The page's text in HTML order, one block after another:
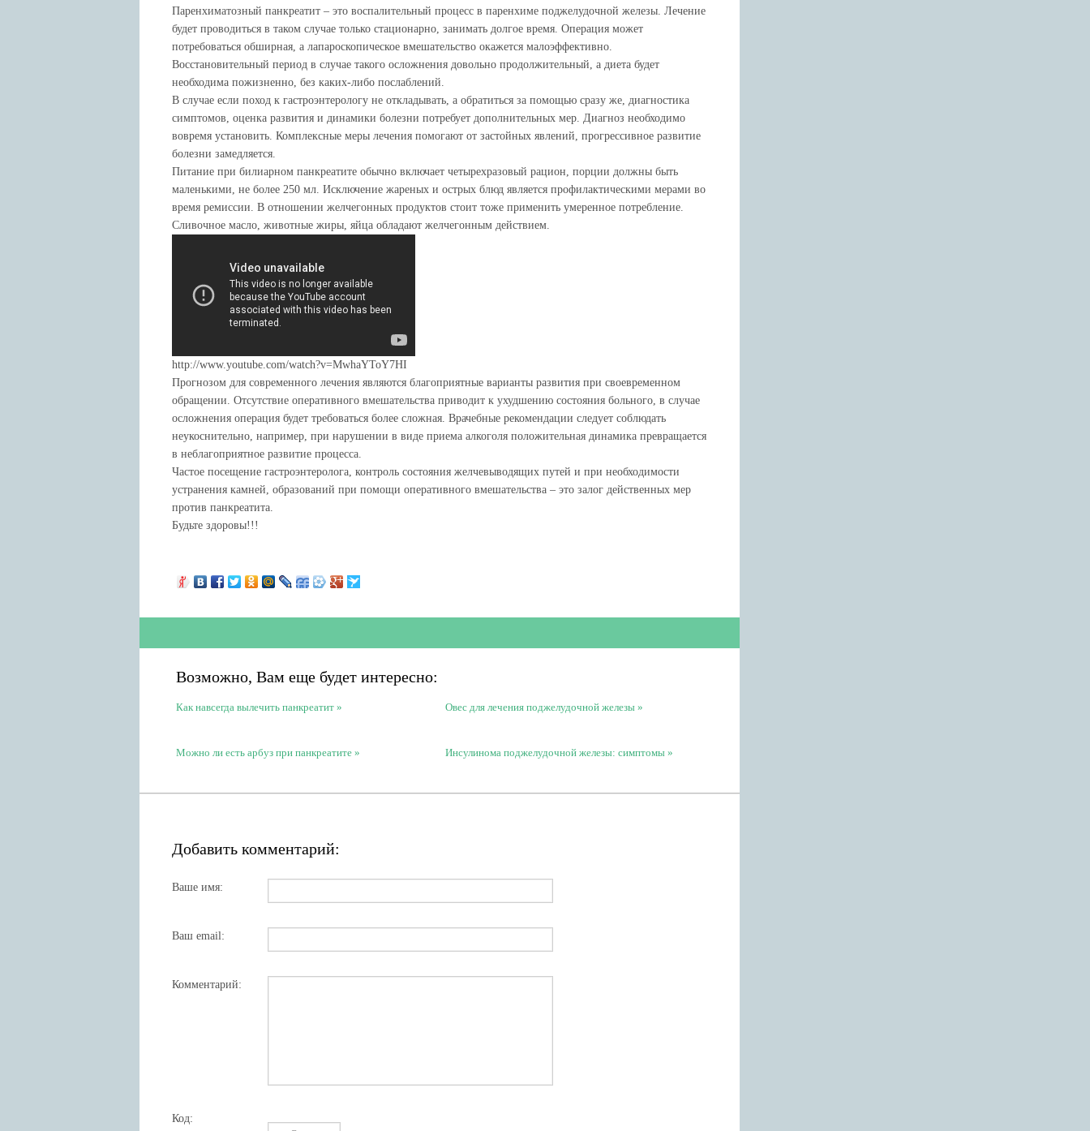
Паренхиматозный панкреатит – это воспалительный процесс в паренхиме поджелудочной железы. Лечение
будет проводиться в таком случае только стационарно, занимать долгое время. Операция может
потребоваться обширная, а лапароскопическое вмешательство окажется малоэффективно.
Восстановительный период в случае такого осложнения довольно продолжительный, а диета будет
необходима пожизненно, без каких-либо послаблений.
В случае если поход к гастроэнтерологу не откладывать, а обратиться за помощью сразу же, диагностика
симптомов, оценка развития и динамики болезни потребует дополнительных мер. Диагноз необходимо
вовремя установить. Комплексные меры лечения помогают от застойных явлений, прогрессивное развитие
болезни замедляется.
Питание при билиарном панкреатите обычно включает четырехразовый рацион, порции должны быть
маленькими, не более 250 мл. Исключение жареных и острых блюд является профилактическими мерами во
время ремиссии. В отношении желчегонных продуктов стоит тоже применить умеренное потребление.
Сливочное масло, животные жиры, яйца обладают желчегонным действием.
http://www.youtube.com/watch?v=MwhaYToY7HI
Прогнозом для современного лечения являются благоприятные варианты развития при своевременном
обращении. Отсутствие оперативного вмешательства приводит к ухудшению состояния больного, в случае
осложнения операция будет требоваться более сложная. Врачебные рекомендации следует соблюдать
неукоснительно, например, при нарушении в виде приема алкоголя положительная динамика превращается
в неблагоприятное развитие процесса.
Частое посещение гастроэнтеролога, контроль состояния желчевыводящих путей и при необходимости
устранения камней, образований при помощи оперативного вмешательства – это залог действенных мер
против панкреатита.
Будьте здоровы!!!
Возможно, Вам еще будет интересно:
Как навсегда вылечить панкреатит Овес для лечения поджелудочной железы
Можно ли есть арбуз при панкреатите Инсулинома поджелудочной железы: симптомы
Добавить комментарий:
Ваше имя:
Ваш email:
Комментарий:
Код: